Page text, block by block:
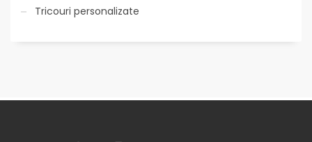
Tricouri personalizate